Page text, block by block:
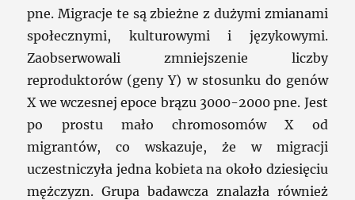
pne. Migracje te są zbieżne z dużymi zmianami
społecznymi, kulturowymi i językowymi.
Zaobserwowali zmniejszenie liczby
reproduktorów (geny Y) w stosunku do genów
X we wczesnej epoce brązu 3000-2000 pne. Jest
po prostu mało chromosomów X od
migrantów, co wskazuje, że w migracji
uczestniczyła jedna kobieta na około dziesięciu
mężczyzn. Grupa badawcza znalazła również